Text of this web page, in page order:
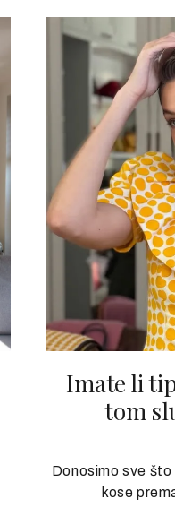
Imate li
tom
Donosimo sve
kose